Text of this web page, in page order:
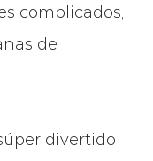
complicados,
de
divertido